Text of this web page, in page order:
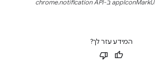
המידע עזר לך?